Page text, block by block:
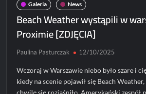
Galeria News
Beach Weather wystąpili w
Proximie [ZDJĘCIA]
Paulina Pasturczak 12/10/2025
Wczoraj w Warszawie niebo było szare i
kiedy na scenie pojawił się Beach
chwilę się rozjaśniło. Amerykański zespół